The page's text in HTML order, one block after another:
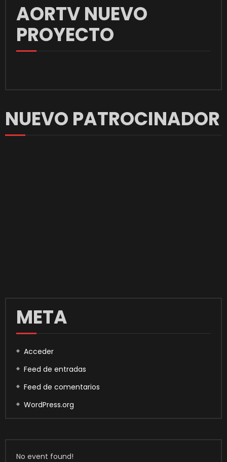
AORTV NUEVO
PROYECTO
NUEVO PATROCINADOR
META
Acceder
Feed de entradas
Feed de comentarios
WordPress.org
No event found!